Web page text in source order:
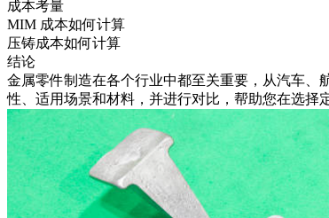
成本考量
MIM 成本如何计算
压铸成本如何计算
结论
金属零件制造在各个行业中都至关重要，从汽车、
性、适用场景和材料，并进行对比，帮助您在选择